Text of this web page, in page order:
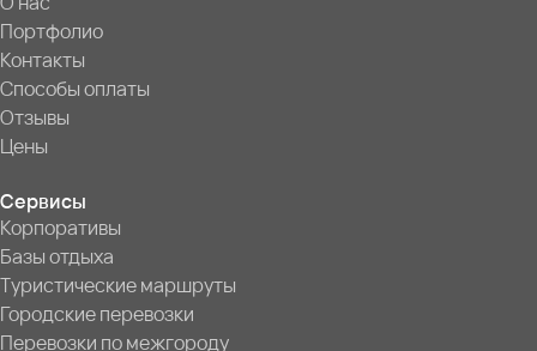
Портфолио
Контакты
Способы оплаты
Отзывы
Цены
Сервисы
Корпоративы
Базы отдыха
Туристические маршруты
Городские перевозки
Перевозки по межгороду